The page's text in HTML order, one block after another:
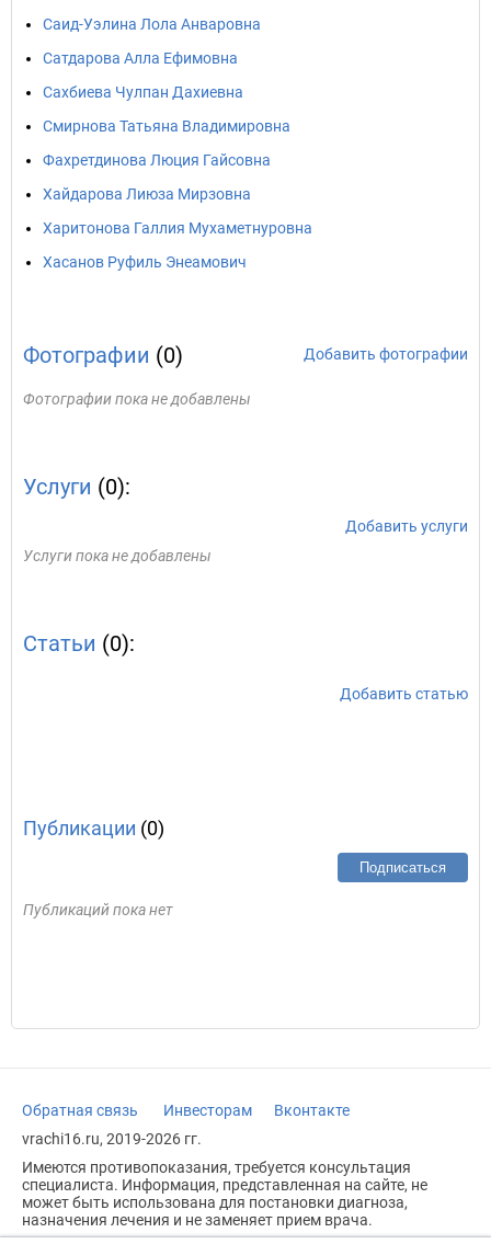
Саид-Уэлина Лола Анваровна
Сатдарова Алла Ефимовна
Сахбиева Чулпан Дахиевна
Смирнова Татьяна Владимировна
Фахретдинова Люция Гайсовна
Хайдарова Лиюза Мирзовна
Харитонова Галлия Мухаметнуровна
Хасанов Руфиль Энеамович
Фотографии (0) Добавить фотографии
Фотографии пока не добавлены
Услуги (0):
Добавить услуги
Услуги пока не добавлены
Статьи (0):
Добавить статью
Публикации (0)
Подписаться
Публикаций пока нет
Обратная связь Инвесторам
Вконтакте
vrachi16.ru, 2019-2026 гг.
Имеются противопоказания, требуется консультация
специалиста. Информация, представленная на сайте, не
может быть использована для постановки диагноза,
назначения лечения и не заменяет прием врача.